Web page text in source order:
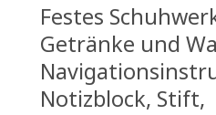
Festes
Getränke und
Notizblock, Stift,